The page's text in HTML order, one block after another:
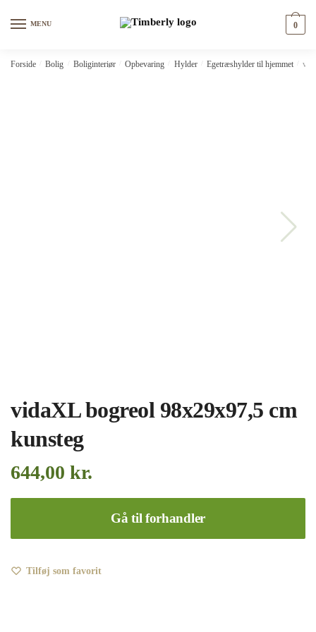
MENU 0
Forside Bolig Boliginteriør Opbevaring Hylder Egetræshylder til hjemmet
vidaXL bogreol 98x29x97,5 cm
kunsteg
644,00 kr.
Gå til forhandler
Tilføj som favorit